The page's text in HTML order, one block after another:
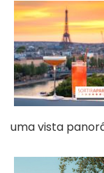
uma vista